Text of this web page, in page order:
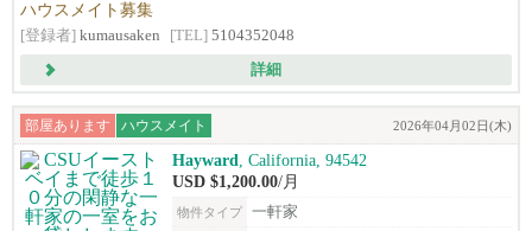
ハウスメイト募集
[登録者] kumausaken [TEL] 5104352048
詳細
部屋あります ハウスメイト 2026年04月02日(木)
Hayward , California, 94542
USD $1,200.00/月
物件タイプ 一軒家